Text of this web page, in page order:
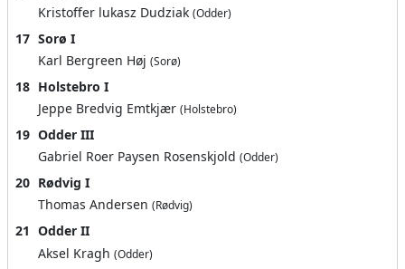
Kristoffer lukasz Dudziak (Odder)
17 Sorø I
Karl Bergreen Høj (Sorø)
18 Holstebro I
Jeppe Bredvig Emtkjær (Holstebro)
19 Odder III
Gabriel Roer Paysen Rosenskjold (Odder)
20 Rødvig I
Thomas Andersen (Rødvig)
21 Odder II
Aksel Kragh (Odder)